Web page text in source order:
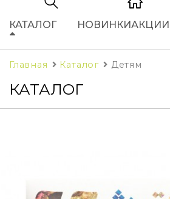
КАТАЛОГ НОВИНКИАКЦИИ
Главная Каталог Детям
КАТАЛОГ